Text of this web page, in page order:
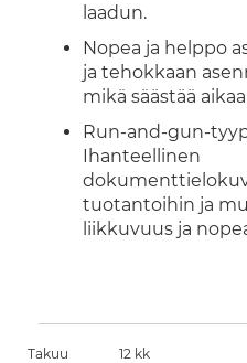
laadun.
Nopea ja helppo
ja tehokkaan
mikä säästää
Run-and-gun-
Ihanteellinen
tuotantoihin ja
liikkuvuus ja
Takuu
12 kk